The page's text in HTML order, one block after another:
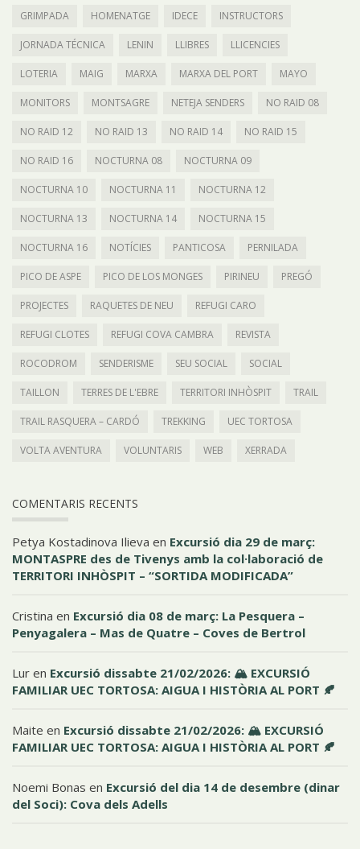
GRIMPADA HOMENATGE IDECE INSTRUCTORS
JORNADA TÉCNICA LENIN LLIBRES LLICENCIES
LOTERIA MAIG MARXA MARXA DEL PORT MAYO
MONITORS MONTSAGRE NETEJA SENDERS NO RAID 08
NO RAID 12 NO RAID 13 NO RAID 14 NO RAID 15
NO RAID 16 NOCTURNA 08 NOCTURNA 09
NOCTURNA 10 NOCTURNA 11 NOCTURNA 12
NOCTURNA 13 NOCTURNA 14 NOCTURNA 15
NOCTURNA 16 NOTÍCIES PANTICOSA PERNILADA
PICO DE ASPE PICO DE LOS MONGES PIRINEU PREGÓ
PROJECTES RAQUETES DE NEU REFUGI CARO
REFUGI CLOTES REFUGI COVA CAMBRA REVISTA
ROCODROM SENDERISME SEU SOCIAL SOCIAL
TAILLON TERRES DE L'EBRE TERRITORI INHÒSPIT TRAIL
TRAIL RASQUERA – CARDÓ TREKKING UEC TORTOSA
VOLTA AVENTURA VOLUNTARIS WEB XERRADA
COMENTARIS RECENTS
Petya Kostadinova Ilieva en Excursió dia 29 de març:
MONTASPRE des de Tivenys amb la col·laboració de
TERRITORI INHÒSPIT – “SORTIDA MODIFICADA”
Cristina en Excursió dia 08 de març: La Pesquera –
Penyagalera – Mas de Quatre – Coves de Bertrol
Lur en Excursió dissabte 21/02/2026: 🏔️ EXCURSIÓ
FAMILIAR UEC TORTOSA: AIGUA I HISTÒRIA AL PORT 🍂
Maite en Excursió dissabte 21/02/2026: 🏔️ EXCURSIÓ
FAMILIAR UEC TORTOSA: AIGUA I HISTÒRIA AL PORT 🍂
Noemi Bonas en Excursió del dia 14 de desembre (dinar
del Soci): Cova dels Adells